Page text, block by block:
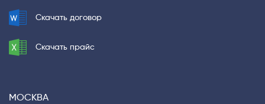
Скачать договор
Скачать прайс
МОСКВА